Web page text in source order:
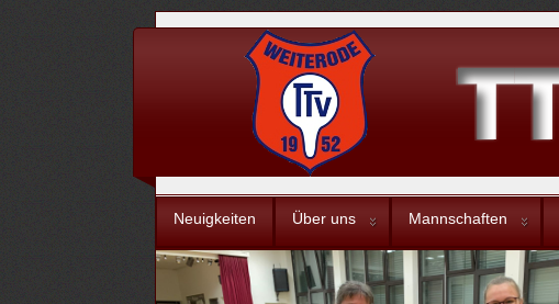
Neuigkeiten Über uns Mannschaften